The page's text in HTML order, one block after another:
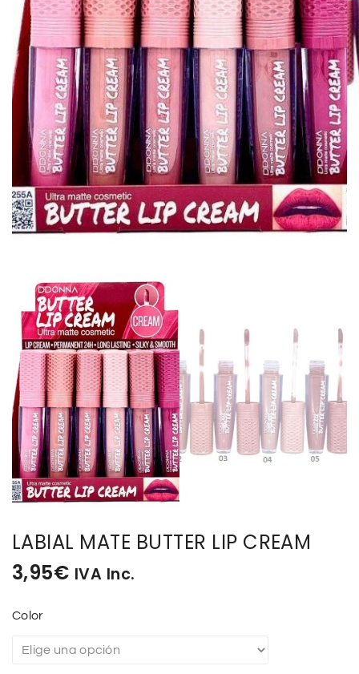
BOLSOS Y MONEDEROS
CALZADO
COMPLEMENTOS
TECNOLOGIA
HOGAR
LABIAL MATE BUTTER LIP CREAM
3,95€ IVA Inc.
Color